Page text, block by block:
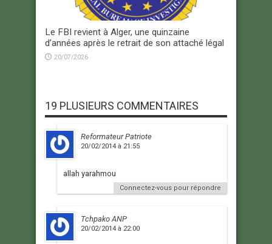
Le FBI revient à Alger, une quinzaine
d’années après le retrait de son attaché légal
20/07/2026
19 PLUSIEURS COMMENTAIRES
Reformateur Patriote
20/02/2014 à 21:55
allah yarahmou
Connectez-vous pour répondre
Tchpako ANP
20/02/2014 à 22:00